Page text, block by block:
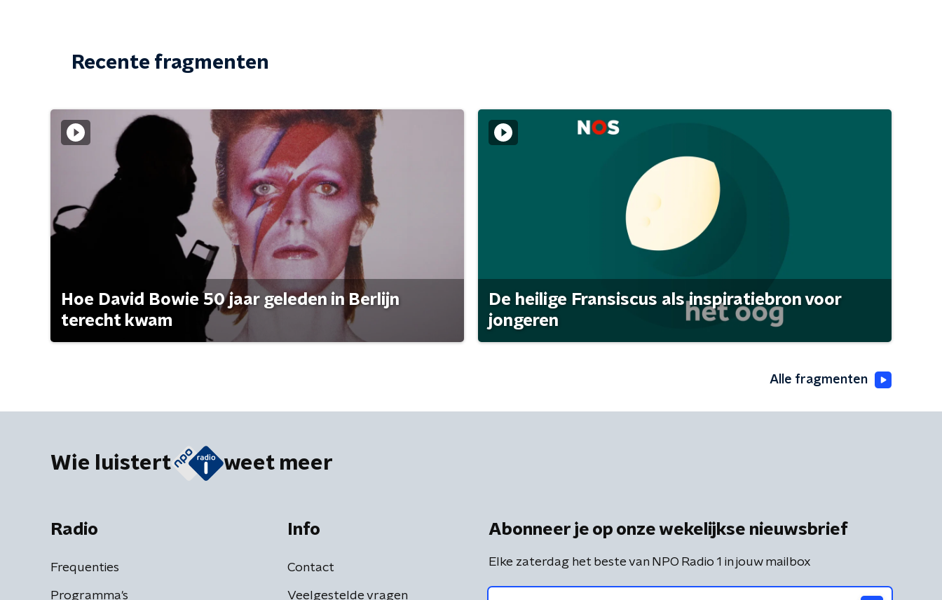
Recente fragmenten
Hoe David Bowie 50 jaar geleden in Berlijn
terecht kwam
De heilige Fransiscus als inspiratiebron voor
jongeren
Alle fragmenten
Wie luistert weet meer
Radio
Frequenties
Programma's
Info
Contact
Veelgestelde vragen
Abonneer je op onze wekelijkse nieuwsbrief
Elke zaterdag het beste van NPO Radio 1 in jouw mailbox